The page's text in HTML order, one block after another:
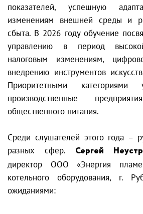
показателей, успешную
изменениям внешней среды и
сбыта. В 2026 году обучение
управлению в период высокой
налоговым изменениям,
внедрению инструментов
Приоритетными категориями
производственные
общественного питания.
Среди слушателей этого года –
разных сфер. Сергей
директор ООО «Энергия
котельного оборудования, г.
ожиданиями: